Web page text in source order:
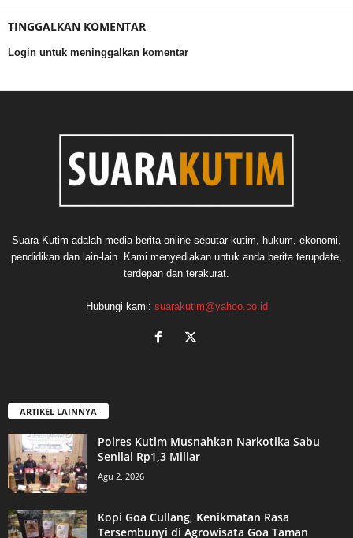
TINGGALKAN KOMENTAR
Login untuk meninggalkan komentar
Suara Kutim adalah media berita online seputar kutim, hukum, ekonomi,
pendidikan dan lain-lain. Kami menyediakan untuk anda berita terupdate,
terdepan dan terakurat.
Hubungi kami: suarakutim@yahoo.co.id
ARTIKEL LAINNYA
Polres Kutim Musnahkan Narkotika Sabu
Senilai Rp1,3 Miliar
Agu 2, 2026
Kopi Goa Cullang, Kenikmatan Rasa
Tersembunyi di Agrowisata Goa Taman